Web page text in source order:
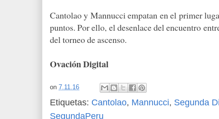
Cantolao y Mannucci empatan en el primer
puntos. Por ello, el desenlace del encuentro
del torneo de ascenso.
Ovación Digital
on 7.11.16
Etiquetas: Cantolao, Mannucci, Segunda
SegundaPeru